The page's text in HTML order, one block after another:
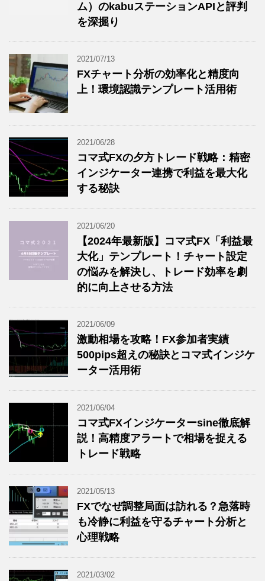
ム）のkabuステーションAPIと評判
を深掘り
2021/07/13
FXチャート分析の効率化と精度向
上！環境認識テンプレート活用術
2021/06/28
コマ式FXの夕方トレード戦略：精密
インジケーター連携で利益を最大化
する秘訣
2021/06/20
【2024年最新版】コマ式FX「利益最
大化」テンプレート！チャート設定
の悩みを解決し、トレード効率を劇
的に向上させる方法
2021/06/09
激動相場を攻略！FX参加者実績
500pips超えの秘訣とコマ式インジケ
ーター活用術
2021/06/04
コマ式FXインジケーターsine徹底解
説！高精度アラートで相場を捉える
トレード戦略
2021/05/13
FXでなぜ調整局面は訪れる？急落時
も冷静に利益を守るチャート分析と
心理戦略
2021/03/02